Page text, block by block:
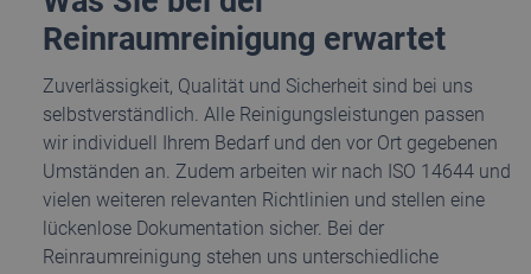
Reinraumreinigung erwartet
Zuverlässigkeit, Qualität und Sicherheit sind bei uns
selbstverständlich. Alle Reinigungsleistungen passen
wir individuell Ihrem Bedarf und den vor Ort gegebenen
Umständen an. Zudem arbeiten wir nach ISO 14644 und
vielen weiteren relevanten Richtlinien und stellen eine
lückenlose Dokumentation sicher. Bei der
Reinraumreinigung stehen uns unterschiedliche